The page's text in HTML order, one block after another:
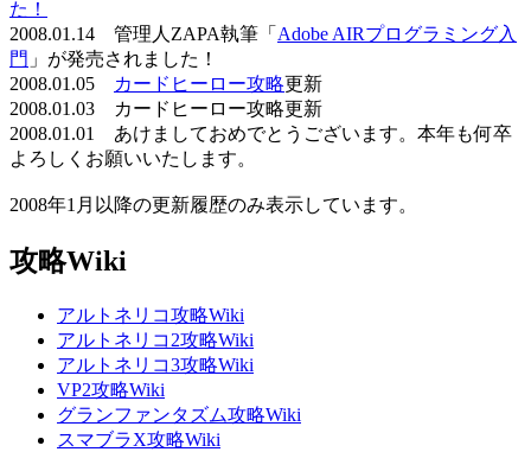
た！
2008.01.14 管理人ZAPA執筆「 Adobe AIRプログラミング入
門 」が発売されました！
2008.01.05
カードヒーロー攻略更新
2008.01.03 カードヒーロー攻略更新
2008.01.01 あけましておめでとうございます。本年も何卒
よろしくお願いいたします。
2008年1月以降の更新履歴のみ表示しています。
攻略Wiki
アルトネリコ攻略Wiki
アルトネリコ2攻略Wiki
アルトネリコ3攻略Wiki
VP2攻略Wiki
グランファンタズム攻略Wiki
スマブラX攻略Wiki